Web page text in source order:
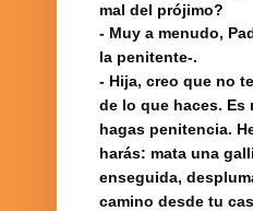
mal del prójimo?
- Muy a menudo,
la penitente-.
- Hija, creo que no
de lo que haces. Es
hagas penitencia.
harás: mata una
enseguida,
camino desde tu